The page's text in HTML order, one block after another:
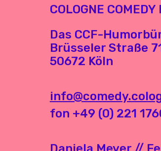
COLOGNE
Das CCF-
Brüsseler Straße
50672 Köln
fon +49 (0) 221